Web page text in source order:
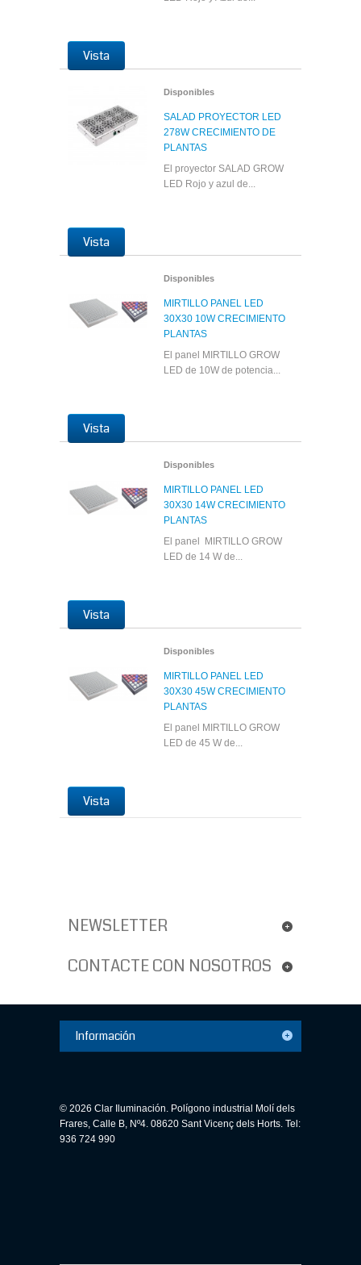
Vista
Disponibles
SALAD PROYECTOR LED
278W CRECIMIENTO DE
PLANTAS
El proyector SALAD GROW
LED Rojo y azul de...
Vista
Disponibles
MIRTILLO PANEL LED
30X30 10W CRECIMIENTO
PLANTAS
El panel MIRTILLO GROW
LED de 10W de potencia...
Vista
Disponibles
MIRTILLO PANEL LED
30X30 14W CRECIMIENTO
PLANTAS
El panel MIRTILLO GROW
LED de 14 W de...
Vista
Disponibles
MIRTILLO PANEL LED
30X30 45W CRECIMIENTO
PLANTAS
El panel MIRTILLO GROW
LED de 45 W de...
Vista
NEWSLETTER
CONTACTE CON NOSOTROS
Información
© 2026 Clar Iluminación. Polígono industrial Molí dels
Frares, Calle B, Nº4. 08620 Sant Vicenç dels Horts. Tel:
936 724 990